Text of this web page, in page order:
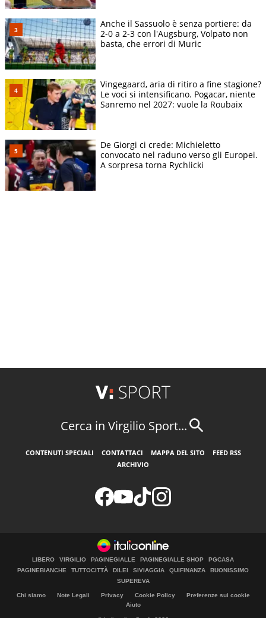
Anche il Sassuolo è senza portiere: da
2-0 a 2-3 con l'Augsburg, Volpato non
basta, che errori di Muric
Vingegaard, aria di ritiro a fine stagione?
Le voci si intensificano. Pogacar, niente
Sanremo nel 2027: vuole la Roubaix
De Giorgi ci crede: Michieletto
convocato nel raduno verso gli Europei.
A sorpresa torna Rychlicki
Cerca in Virgilio Sport...
CONTENUTI SPECIALI CONTATTACI MAPPA DEL SITO
FEED RSS
ARCHIVIO
LIBERO VIRGILIO PAGINEGIALLE PAGINEGIALLE SHOP
PGCASA
PAGINEBIANCHE
TUTTOCITTÀ DILEI SIVIAGGIA QUIFINANZA
BUONISSIMO
SUPEREVA
Chi siamo Note Legali Privacy Cookie Policy
Preferenze sui cookie
Aiuto